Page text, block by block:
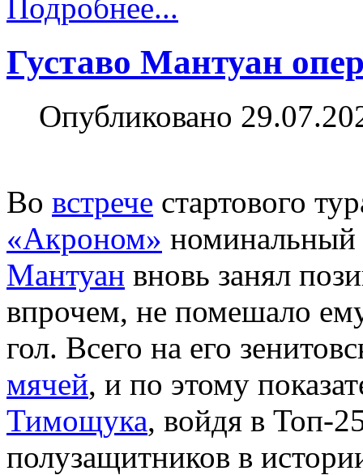
Подробнее...
Густаво Мантуан
Опубликовано
Во встрече стартового
«Акроном»
Мантуан вновь занял
впрочем, не помешало
гол. Всего на его
мячей, и по этому
Тимощука, войдя в Топ-
полузащитников в